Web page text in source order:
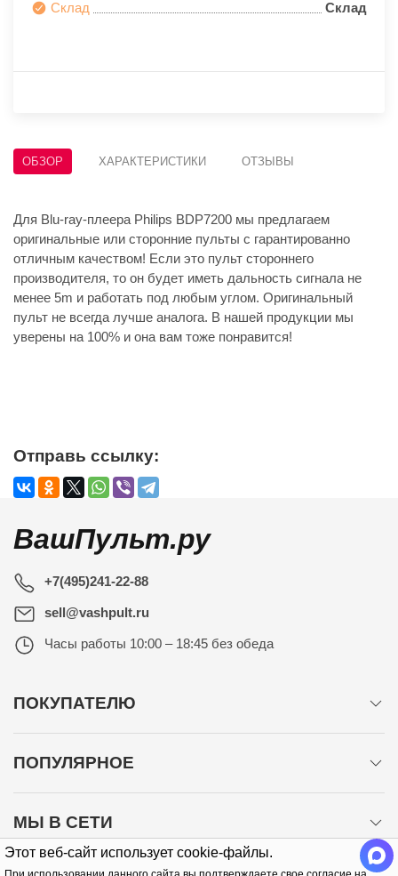
Этот веб-сайт использует cookie-файлы.
Склад Склад
ОБЗОР ХАРАКТЕРИСТИКИ ОТЗЫВЫ
Для Blu-ray-плеера Philips BDP7200 мы предлагаем
оригинальные или сторонние пульты с гарантированно
отличным качеством! Если это пульт стороннего
производителя, то он будет иметь дальность сигнала не
менее 5m и работать под любым углом. Оригинальный
пульт не всегда лучше аналога. В нашей продукции мы
уверены на 100% и она вам тоже понравится!
Отправь ссылку:
ВашПульт.ру
+7(495)241-22-88
sell@vashpult.ru
Часы работы 10:00 – 18:45 без обеда
ПОКУПАТЕЛЮ
ПОПУЛЯРНОЕ
МЫ В СЕТИ